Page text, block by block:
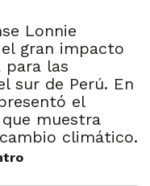
Lonnie
gran impacto
para las
sur de Perú. En
el
muestra
climático.